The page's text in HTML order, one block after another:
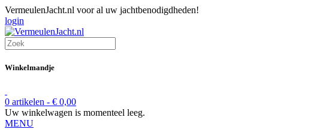
VermeulenJacht.nl voor al uw jachtbenodigdheden!
login
Winkelmandje
0 artikelen - € 0,00
Uw winkelwagen is momenteel leeg.
MENU